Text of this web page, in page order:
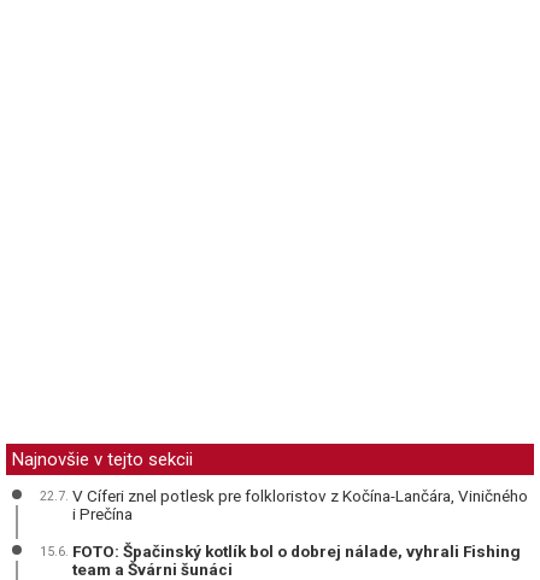
Najnovšie v tejto sekcii
22.7. V Cíferi znel potlesk pre folkloristov z Kočína-Lančára, Viničného
i Prečína
15.6. FOTO: Špačinský kotlík bol o dobrej nálade, vyhrali Fishing
team a Švárni šunáci